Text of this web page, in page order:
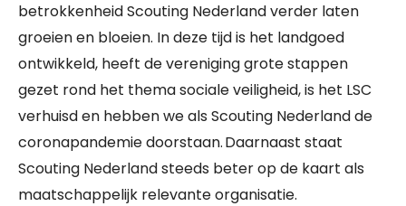
betrokkenheid Scouting Nederland verder laten
groeien en bloeien. In deze tijd is het landgoed
ontwikkeld, heeft de vereniging grote stappen
gezet rond het thema sociale veiligheid, is het LSC
verhuisd en hebben we als Scouting Nederland de
coronapandemie doorstaan. Daarnaast staat
Scouting Nederland steeds beter op de kaart als
maatschappelijk relevante organisatie.